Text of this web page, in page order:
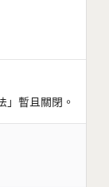
」暫且關閉。